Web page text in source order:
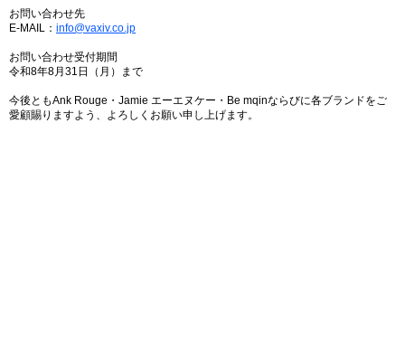
お問い合わせ先
E-MAIL： info@vaxiv.co.jp
お問い合わせ受付期間
令和8年8月31日（月）まで
今後ともAnk Rouge・Jamie エーエヌケー・Be mqinならびに各ブランドをご
愛顧賜りますよう、よろしくお願い申し上げます。